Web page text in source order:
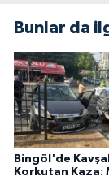
Bunlar da
Bingöl'de
Korkutan Kaza: